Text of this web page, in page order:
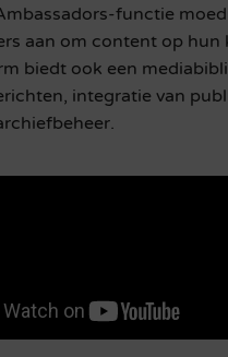
functie
aan om content op hun
biedt ook een
integratie van